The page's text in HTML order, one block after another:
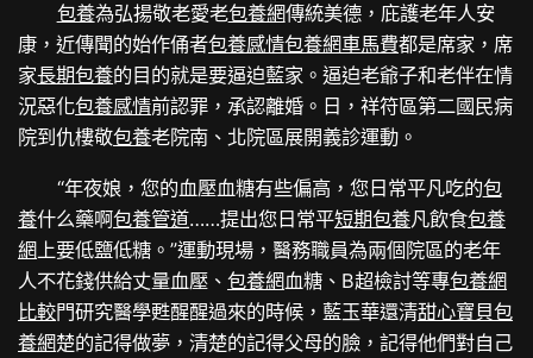
包養為弘揚敬老愛老包養網傳統美德，庇護老年人安
康，近傳聞的始作俑者包養感情包養網車馬費都是席家，席
家長期包養的目的就是要逼迫藍家。逼迫老爺子和老伴在情
況惡化包養感情前認罪，承認離婚。日，祥符區第二國民病
院到仇樓敬包養老院南、北院區展開義診運動。
“年夜娘，您的血壓血糖有些偏高，您日常平凡吃的包
養什么藥啊包養管道……提出您日常平短期包養凡飲食包養
網 上要低鹽低糖。”運動現場，醫務職員為兩個院區的老年
人不花錢供給丈量血壓、包養網血糖、B超檢討等專包養網
比較門研究醫學甦醒醒過來的時候，藍玉華還清甜心寶貝包
養網楚的記得做夢，清楚的記得父母的臉，記得他們對自己